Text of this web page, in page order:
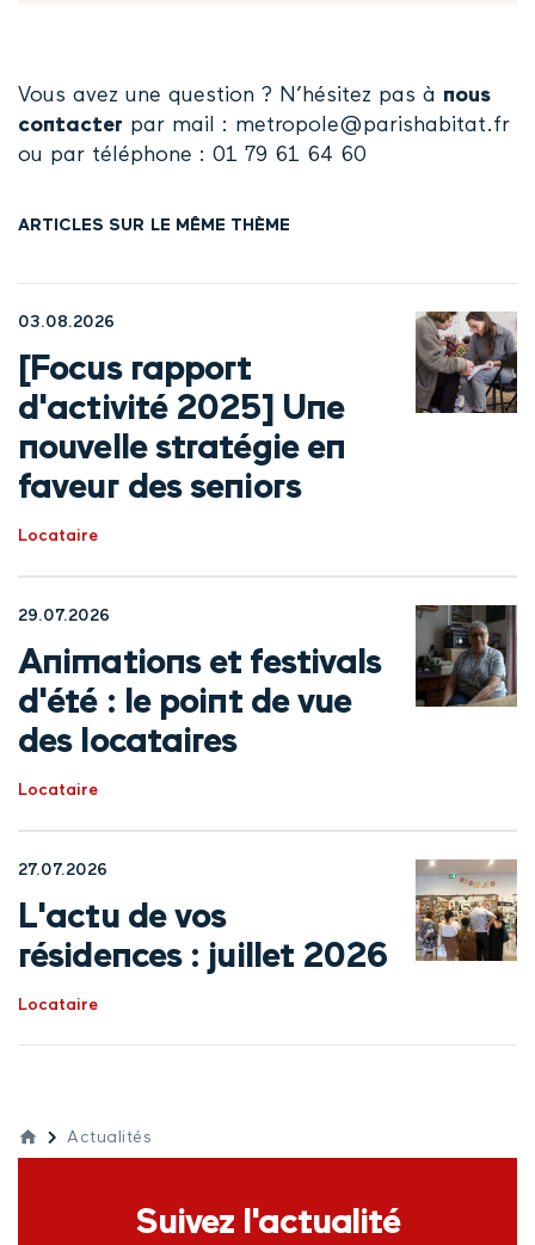
Vous avez une question ? N’hésitez pas à nous
contacter par mail : metropole@parishabitat.fr
ou par téléphone : 01 79 61 64 60
ARTICLES SUR LE MÊME THÈME
03.08.2026
[Focus rapport
d'activité 2025] Une
nouvelle stratégie en
faveur des seniors
Locataire
29.07.2026
Animations et festivals
d'été : le point de vue
des locataires
Locataire
27.07.2026
L'actu de vos
résidences : juillet 2026
Locataire
Actualités
Suivez l'actualité